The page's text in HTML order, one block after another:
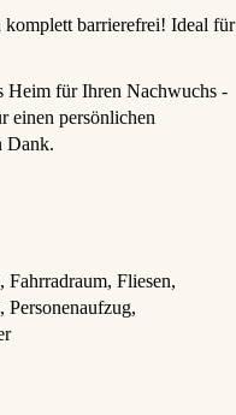
barrierefrei! Ideal für
Heim für Ihren Nachwuchs -
einen persönlichen
Dank.
Fahrradraum Fliesen
Personenaufzug